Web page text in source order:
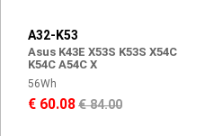
A32-K53
Asus K43E X53S K53S X54C
K54C A54C X
56Wh
€ 60.08€ 84.00